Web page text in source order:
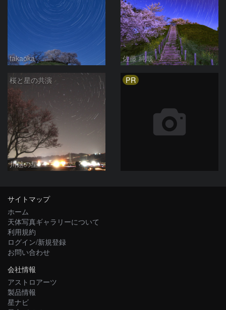
takaoka 佐藤 純哉
桜と星の共演
川越の星
PR
サイトマップ
ホーム
天体写真ギャラリーについて
利用規約
ログイン/新規登録
お問い合わせ
会社情報
アストロアーツ
製品情報
星ナビ